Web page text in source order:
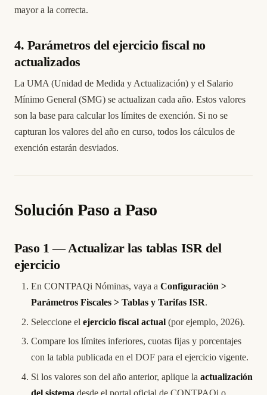
mayor a la correcta.
4. Parámetros del ejercicio fiscal no
actualizados
La UMA (Unidad de Medida y Actualización) y el Salario
Mínimo General (SMG) se actualizan cada año. Estos valores
son la base para calcular los límites de exención. Si no se
capturan los valores del año en curso, todos los cálculos de
exención estarán desviados.
Solución Paso a Paso
Paso 1 — Actualizar las tablas ISR del
ejercicio
En CONTPAQi Nóminas, vaya a Configuración >
Parámetros Fiscales > Tablas y Tarifas ISR.
Seleccione el ejercicio fiscal actual (por ejemplo, 2026).
Compare los límites inferiores, cuotas fijas y porcentajes
con la tabla publicada en el DOF para el ejercicio vigente.
Si los valores son del año anterior, aplique la actualización
del sistema desde el portal oficial de CONTPAQi o